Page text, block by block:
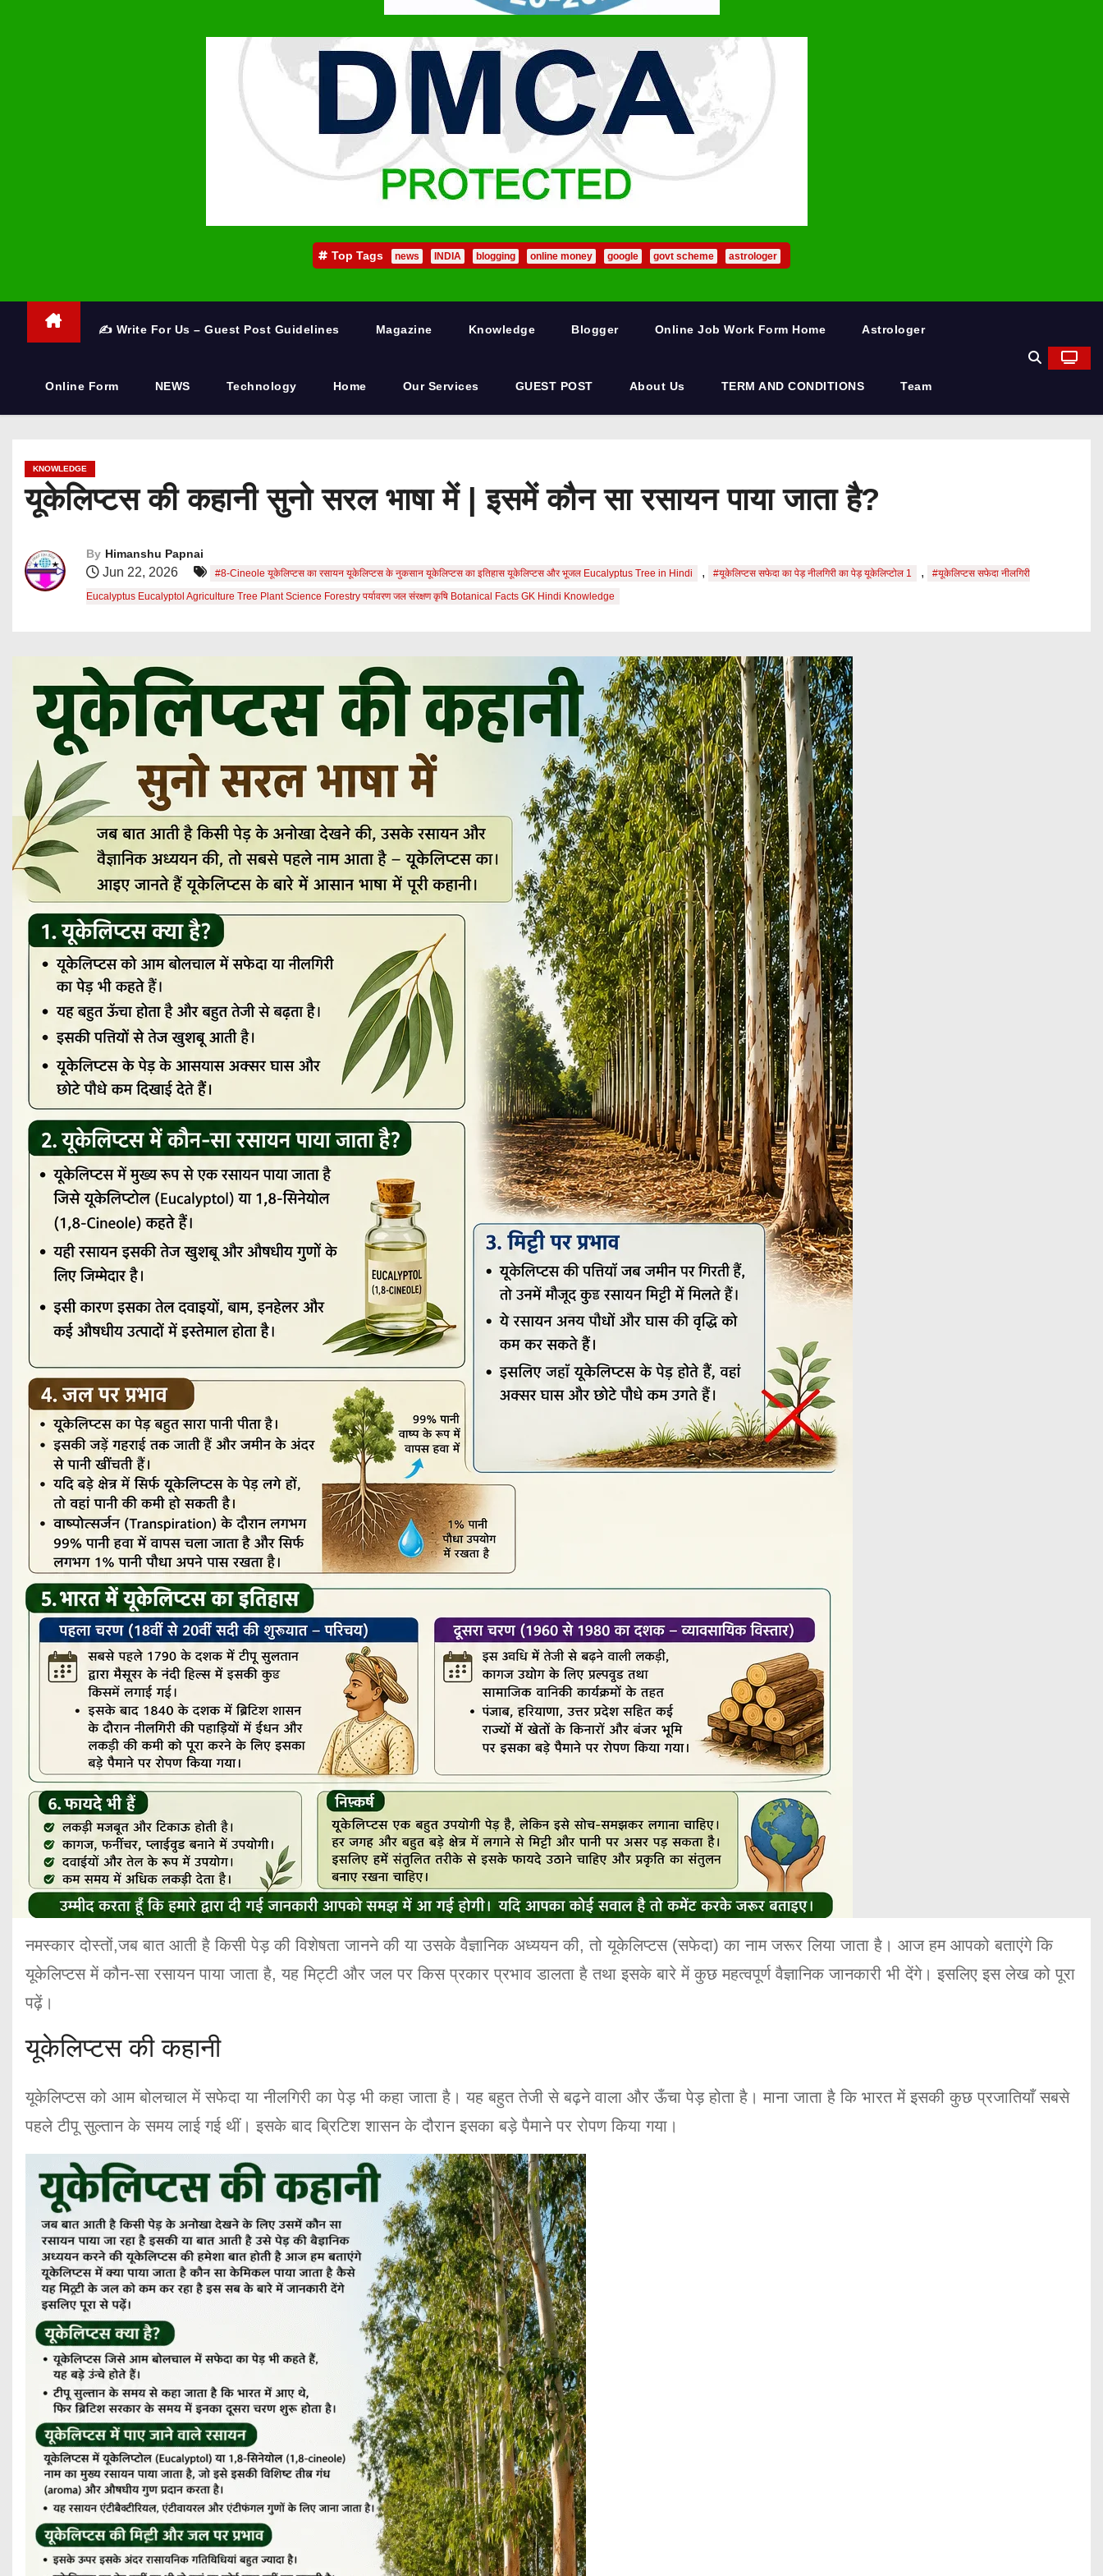
Top Tags news INDIA blogging online money google govt scheme astrologer
✍️ Write For Us – Guest Post Guidelines Magazine Knowledge Blogger Online Job Work Form Home Astrologer
Online Form NEWS Technology Home Our Services GUEST POST About Us TERM AND CONDITIONS Team
KNOWLEDGE
यूकेलिप्टस की कहानी सुनो सरल भाषा में | इसमें कौन सा रसायन पाया जाता है?
By Himanshu Papnai
Jun 22, 2026 #8-Cineole यूकेलिप्टस का रसायन यूकेलिप्टस के नुकसान यूकेलिप्टस का इतिहास यूकेलिप्टस और भूजल Eucalyptus Tree in Hindi , #यूकेलिप्टस सफेदा का पेड़ नीलगिरी का पेड़ यूकेलिप्टोल 1 ,
#यूकेलिप्टस सफेदा नीलगिरी
Eucalyptus Eucalyptol Agriculture Tree Plant Science Forestry पर्यावरण जल संरक्षण कृषि Botanical Facts GK Hindi Knowledge
नमस्कार दोस्तों,जब बात आती है किसी पेड़ की विशेषता जानने की या उसके वैज्ञानिक अध्ययन की, तो यूकेलिप्टस (सफेदा) का नाम जरूर लिया जाता है। आज हम आपको बताएंगे कि
यूकेलिप्टस में कौन-सा रसायन पाया जाता है, यह मिट्टी और जल पर किस प्रकार प्रभाव डालता है तथा इसके बारे में कुछ महत्वपूर्ण वैज्ञानिक जानकारी भी देंगे। इसलिए इस लेख को पूरा
पढ़ें।
यूकेलिप्टस की कहानी
यूकेलिप्टस को आम बोलचाल में सफेदा या नीलगिरी का पेड़ भी कहा जाता है। यह बहुत तेजी से बढ़ने वाला और ऊँचा पेड़ होता है। माना जाता है कि भारत में इसकी कुछ प्रजातियाँ सबसे
पहले टीपू सुल्तान के समय लाई गई थीं। इसके बाद ब्रिटिश शासन के दौरान इसका बड़े पैमाने पर रोपण किया गया।